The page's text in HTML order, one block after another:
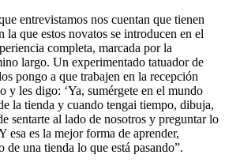
entrevistamos nos cuentan que tienen
la que estos novatos se introducen en el
completa, marcada por la
largo. Un experimentado tatuador de
pongo a que trabajen en la recepción
y les digo: ‘Ya, sumérgete en el mundo
la tienda y cuando tengai tiempo, dibuja,
sentarte al lado de nosotros y preguntar lo
esa es la mejor forma de aprender,
de una tienda lo que está pasando”.